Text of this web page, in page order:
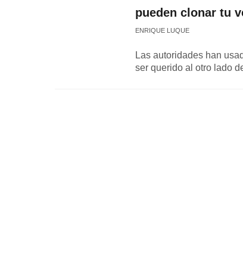
pueden clonar tu
ENRIQUE LUQUE
Las autoridades han
ser querido al otro lado